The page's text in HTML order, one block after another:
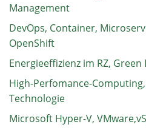
Management
DevOps, Container,
OpenShift
Energieeffizienz im RZ, Green
High-Perfomance-
Technologie
Microsoft Hyper-V,